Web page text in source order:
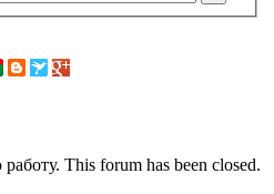
This forum has been closed.